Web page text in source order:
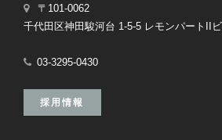
〒101-0062
千代田区神田駿河台 1-5-5 レモンパートII
03-3295-0430
採用情報